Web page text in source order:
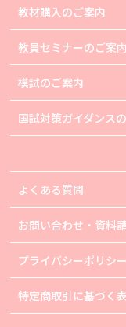
教材購入のご案内
教員セミナーのご案内
模試のご案内
国試対策ガイダンス
よくある質問
お問い合わせ・資料
プライバシーポリシー
特定商取引に基づく